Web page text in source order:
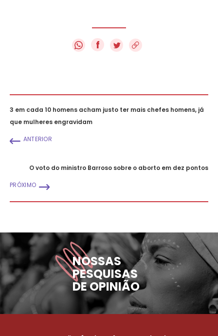
f
3 em cada 10 homens acham justo ter mais chefes homens, já
que mulheres engravidam
ANTERIOR
O voto do ministro Barroso sobre o aborto em dez pontos
PRÓXIMO
NOSSAS
PESQUISAS
DE OPINIÃO